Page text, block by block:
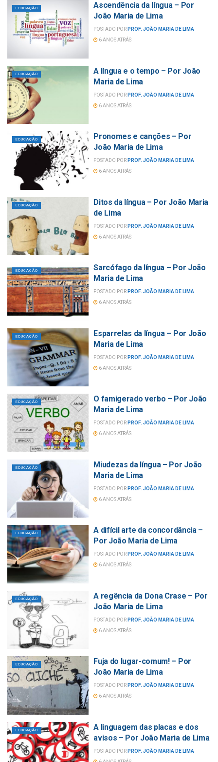
EDUCAÇÃO
Ascendência da língua – Por
João Maria de Lima
POSTADO POR PROF. JOÃO MARIA DE LIMA
6 ANOS ATRÁS
EDUCAÇÃO
A língua e o tempo – Por João
Maria de Lima
POSTADO POR PROF. JOÃO MARIA DE LIMA
6 ANOS ATRÁS
EDUCAÇÃO
Pronomes e canções – Por
João Maria de Lima
POSTADO POR PROF. JOÃO MARIA DE LIMA
6 ANOS ATRÁS
EDUCAÇÃO
Ditos da língua – Por João Maria
de Lima
POSTADO POR PROF. JOÃO MARIA DE LIMA
6 ANOS ATRÁS
EDUCAÇÃO
Sarcófago da língua – Por João
Maria de Lima
POSTADO POR PROF. JOÃO MARIA DE LIMA
6 ANOS ATRÁS
EDUCAÇÃO
Esparrelas da língua – Por João
Maria de Lima
POSTADO POR PROF. JOÃO MARIA DE LIMA
6 ANOS ATRÁS
EDUCAÇÃO
O famigerado verbo – Por João
Maria de Lima
POSTADO POR PROF. JOÃO MARIA DE LIMA
6 ANOS ATRÁS
EDUCAÇÃO
Miudezas da língua – Por João
Maria de Lima
POSTADO POR PROF. JOÃO MARIA DE LIMA
6 ANOS ATRÁS
EDUCAÇÃO
A difícil arte da concordância –
Por João Maria de Lima
POSTADO POR PROF. JOÃO MARIA DE LIMA
6 ANOS ATRÁS
EDUCAÇÃO
A regência da Dona Crase – Por
João Maria de Lima
POSTADO POR PROF. JOÃO MARIA DE LIMA
6 ANOS ATRÁS
EDUCAÇÃO
Fuja do lugar-comum! – Por
João Maria de Lima
POSTADO POR PROF. JOÃO MARIA DE LIMA
6 ANOS ATRÁS
EDUCAÇÃO
A linguagem das placas e dos
avisos – Por João Maria de Lima
POSTADO POR PROF. JOÃO MARIA DE LIMA